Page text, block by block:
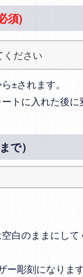
須)
±されます。
トに入れた後に
で）
白のままにし
彫刻になります